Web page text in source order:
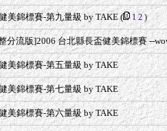
美錦標賽-第九量級 by TAKE( 1 2)
分流版]2006 台北縣長盃健美錦標賽 --
美錦標賽-第五量級 by TAKE
美錦標賽-第七量級 by TAKE
美錦標賽-第六量級 by TAKE